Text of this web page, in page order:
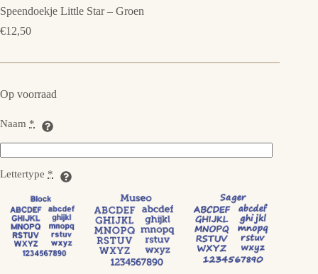
Speendoekje Little Star – Groen
€12,50
Op voorraad
Naam *
Lettertype *